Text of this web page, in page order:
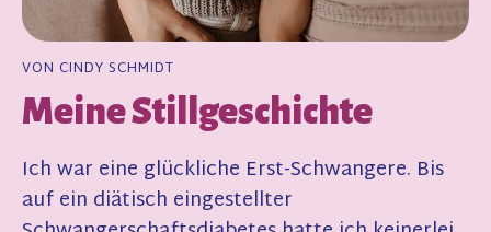
VON CINDY SCHMIDT
Meine Stillgeschichte
Ich war eine glückliche Erst-Schwangere. Bis
auf ein diätisch eingestellter